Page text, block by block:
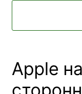
Apple